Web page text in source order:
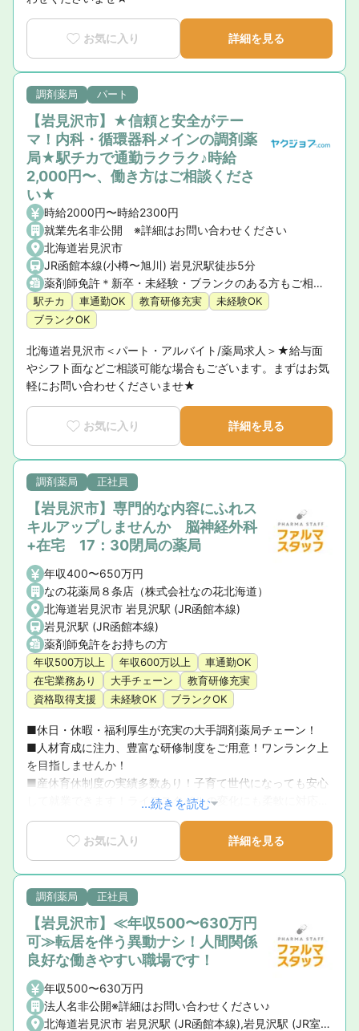
お気に入り 詳細を見る
調剤薬局 パート
【岩見沢市】★信頼と安全がテー
マ！内科・循環器科メインの調剤薬
局★駅チカで通勤ラクラク♪時給
2,000円〜、働き方はご相談くださ
い★
時給2000円〜時給2300円
就業先名非公開 ※詳細はお問い合わせください
北海道岩見沢市
JR函館本線(小樽〜旭川) 岩見沢駅徒歩5分
薬剤師免許＊新卒・未経験・ブランクのある方もご相談ください
駅チカ 車通勤OK 教育研修充実
未経験OK
ブランクOK
北海道岩見沢市＜パート・アルバイト/薬局求人＞★給与面
やシフト面などご相談可能な場合もございます。まずはお気
軽にお問い合わせくださいませ★
お気に入り 詳細を見る
調剤薬局 正社員
【岩見沢市】専門的な内容にふれス
キルアップしませんか 脳神経外科
+在宅 17：30閉局の薬局
年収400〜650万円
なの花薬局８条店（株式会社なの花北海道）
北海道岩見沢市 岩見沢駅 (JR函館本線)
岩見沢駅 (JR函館本線)
薬剤師免許をお持ちの方
年収500万以上 年収600万以上
車通勤OK
在宅業務あり
大手チェーン
教育研修充実
資格取得支援
未経験OK ブランクOK
■休日・休暇・福利厚生が充実の大手調剤薬局チェーン！
■人材育成に注力、豊富な研修制度をご用意！ワンランク上
を目指しませんか！
■産休育休制度の実績多数あり！子育て世代になっても安心
して就業できます！ライフスタイルの変化にも柔軟に対応し
ています。
...続きを読む
お気に入り 詳細を見る
調剤薬局 正社員
【岩見沢市】≪年収500〜630万円
可≫転居を伴う異動ナシ！人間関係
良好な働きやすい職場です！
年収500〜630万円
法人名非公開※詳細はお問い合わせください♪
北海道岩見沢市 岩見沢駅 (JR函館本線),岩見沢駅 (JR室蘭本線)